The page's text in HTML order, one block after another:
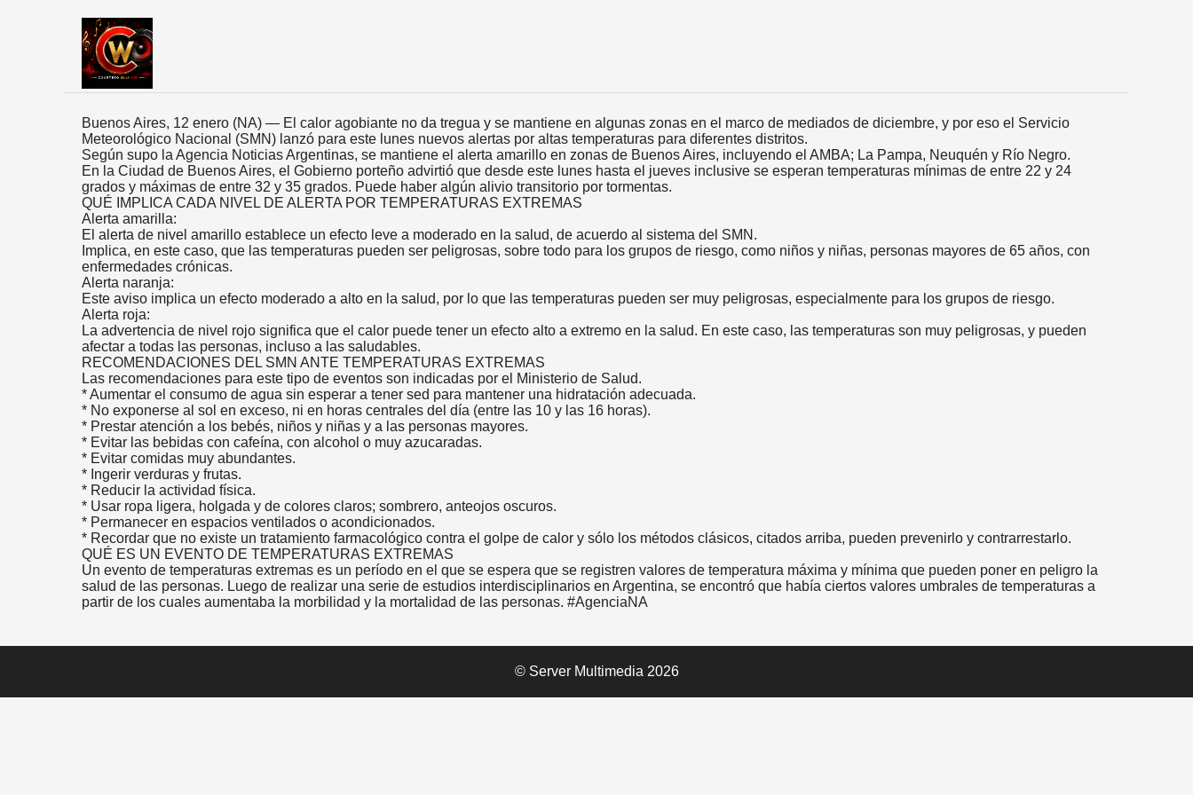
Buenos Aires, 12 enero (NA) — El calor agobiante no da tregua y se mantiene en algunas zonas en el marco de mediados de diciembre, y por eso el Servicio
Meteorológico Nacional (SMN) lanzó para este lunes nuevos alertas por altas temperaturas para diferentes distritos.
Según supo la Agencia Noticias Argentinas, se mantiene el alerta amarillo en zonas de Buenos Aires, incluyendo el AMBA; La Pampa, Neuquén y Río Negro.
En la Ciudad de Buenos Aires, el Gobierno porteño advirtió que desde este lunes hasta el jueves inclusive se esperan temperaturas mínimas de entre 22 y 24
grados y máximas de entre 32 y 35 grados. Puede haber algún alivio transitorio por tormentas.
QUÉ IMPLICA CADA NIVEL DE ALERTA POR TEMPERATURAS EXTREMAS
Alerta amarilla:
El alerta de nivel amarillo establece un efecto leve a moderado en la salud, de acuerdo al sistema del SMN.
Implica, en este caso, que las temperaturas pueden ser peligrosas, sobre todo para los grupos de riesgo, como niños y niñas, personas mayores de 65 años, con
enfermedades crónicas.
Alerta naranja:
Este aviso implica un efecto moderado a alto en la salud, por lo que las temperaturas pueden ser muy peligrosas, especialmente para los grupos de riesgo.
Alerta roja:
La advertencia de nivel rojo significa que el calor puede tener un efecto alto a extremo en la salud. En este caso, las temperaturas son muy peligrosas, y pueden
afectar a todas las personas, incluso a las saludables.
RECOMENDACIONES DEL SMN ANTE TEMPERATURAS EXTREMAS
Las recomendaciones para este tipo de eventos son indicadas por el Ministerio de Salud.
* Aumentar el consumo de agua sin esperar a tener sed para mantener una hidratación adecuada.
* No exponerse al sol en exceso, ni en horas centrales del día (entre las 10 y las 16 horas).
* Prestar atención a los bebés, niños y niñas y a las personas mayores.
* Evitar las bebidas con cafeína, con alcohol o muy azucaradas.
* Evitar comidas muy abundantes.
* Ingerir verduras y frutas.
* Reducir la actividad física.
* Usar ropa ligera, holgada y de colores claros; sombrero, anteojos oscuros.
* Permanecer en espacios ventilados o acondicionados.
* Recordar que no existe un tratamiento farmacológico contra el golpe de calor y sólo los métodos clásicos, citados arriba, pueden prevenirlo y contrarrestarlo.
QUÉ ES UN EVENTO DE TEMPERATURAS EXTREMAS
Un evento de temperaturas extremas es un período en el que se espera que se registren valores de temperatura máxima y mínima que pueden poner en peligro la
salud de las personas. Luego de realizar una serie de estudios interdisciplinarios en Argentina, se encontró que había ciertos valores umbrales de temperaturas a
partir de los cuales aumentaba la morbilidad y la mortalidad de las personas. #AgenciaNA
© Server Multimedia 2026